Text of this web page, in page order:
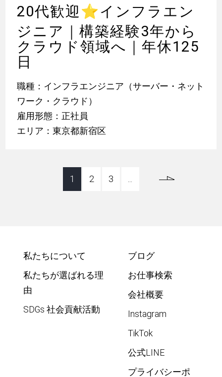
20代歓迎 ⭐インフラエン
ジニア｜構築経験3年から
クラウド領域へ｜年休125
日
職種：インフラエンジニア（サーバー・ネット
ワーク・クラウド）
雇用形態：正社員
エリア：東京都新宿区
1 2 3
私たちについて
私たちが選ばれる理
由
SDGs 社会貢献活動
ブログ
お仕事検索
会社概要
Instagram
TikTok
公式LINE
プライバシーポ